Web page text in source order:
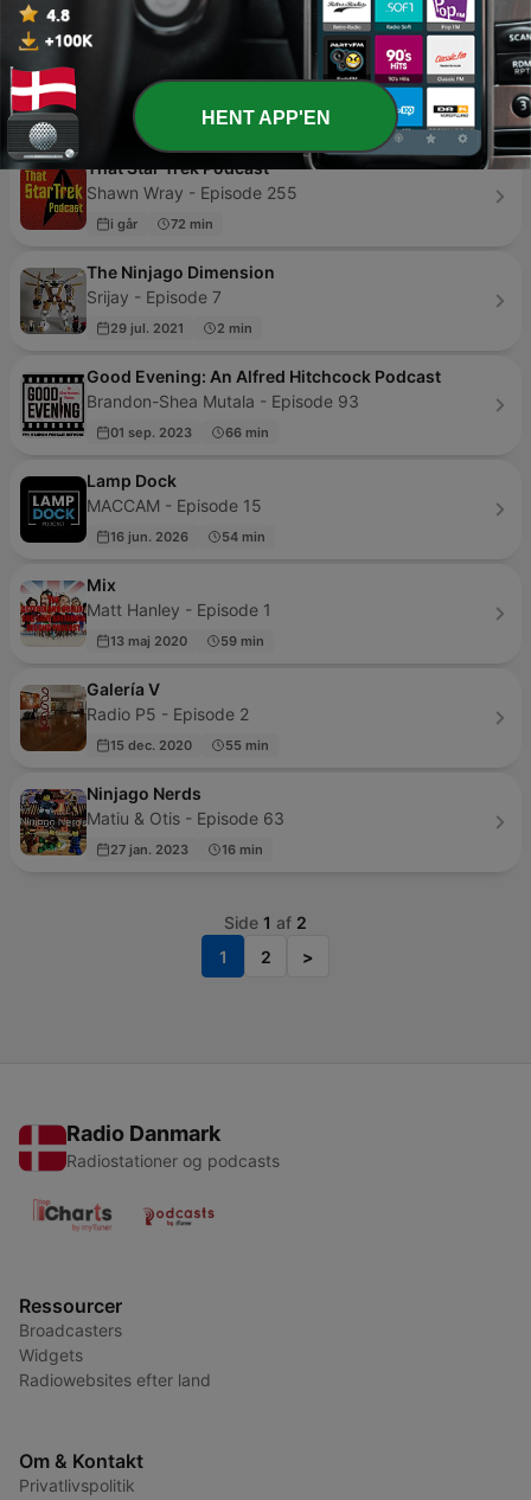
21 apr. 2023
Thai PBS Podcast - Episode 286
1 uge siden 59 min
That Star Trek Podcast
Shawn Wray - Episode 255
i går 72 min
The Ninjago Dimension
Srijay - Episode 7
29 jul. 2021 2 min
Good Evening: An Alfred Hitchcock Podcast
Brandon-Shea Mutala - Episode 93
01 sep. 2023 66 min
Lamp Dock
MACCAM - Episode 15
16 jun. 2026 54 min
Mix
Matt Hanley - Episode 1
13 maj 2020 59 min
Galería V
Radio P5 - Episode 2
15 dec. 2020 55 min
Ninjago Nerds
Matiu & Otis - Episode 63
27 jan. 2023 16 min
Side 1 af 2
1
2 >
Radio Danmark
Radiostationer og podcasts
Ressourcer
Broadcasters
Widgets
Radiowebsites efter land
Om & Kontakt
Privatlivspolitik
HENT APP'EN